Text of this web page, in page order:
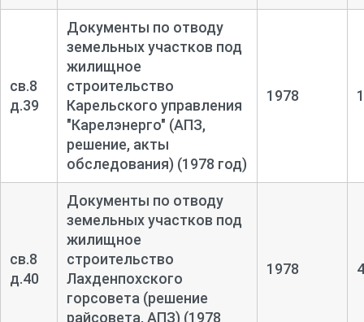
св.8
д.39
Документы по отводу
земельных участков под
жилищное
строительство
Карельского управления
"Карелэнерго" (АПЗ,
решение, акты
обследования) (1978 год)
1978
св.8
д.40
Документы по отводу
земельных участков под
жилищное
строительство
Лахденпохского
горсовета (решение
райсовета, AПЗ) (1978
1978 4